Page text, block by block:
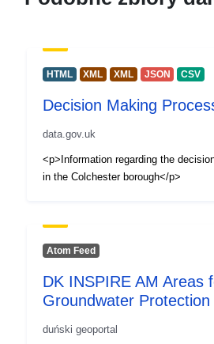
HTML XML XML JSON CSV
Decision Making
data.gov.uk
<p>Information regarding the
in the Colchester borough</p>
Atom Feed
DK INSPIRE AM Areas
Groundwater
duński geoportal